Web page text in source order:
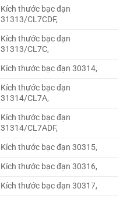
Kích thước bạc đạn
31313/CL7CDF,
Kích thước bạc đạn
31313/CL7C,
Kích thước bạc đạn 30314,
Kích thước bạc đạn
31314/CL7A,
Kích thước bạc đạn
31314/CL7ADF,
Kích thước bạc đạn 30315,
Kích thước bạc đạn 30316,
Kích thước bạc đạn 30317,